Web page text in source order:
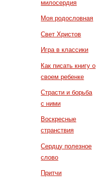
милосердия
Моя родословная
Свет Христов
Игра в классики
Как писать книгу о
своем ребенке
Страсти и борьба
с ними
Воскресные
странствия
Сердцу полезное
слово
Притчи